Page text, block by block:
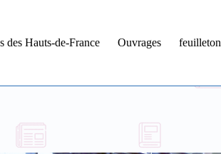
des Hauts-de-France Ouvrages feuilleton